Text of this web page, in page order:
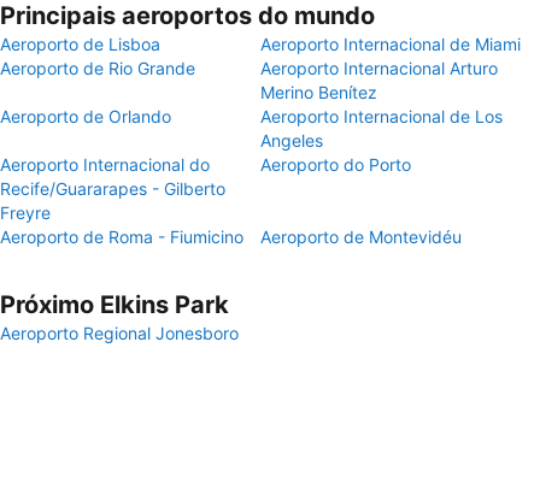
Principais aeroportos do mundo
Aeroporto de Lisboa
Aeroporto Internacional de Miami
Aeroporto de Rio Grande
Aeroporto Internacional Arturo
Merino Benítez
Aeroporto de Orlando
Aeroporto Internacional de Los
Angeles
Aeroporto Internacional do
Recife/Guararapes - Gilberto
Freyre
Aeroporto do Porto
Aeroporto de Roma - Fiumicino Aeroporto de Montevidéu
Próximo Elkins Park
Aeroporto Regional Jonesboro